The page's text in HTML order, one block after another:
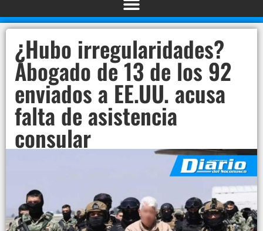
¿Hubo irregularidades?
Abogado de 13 de los 92
enviados a EE.UU. acusa
falta de asistencia
consular